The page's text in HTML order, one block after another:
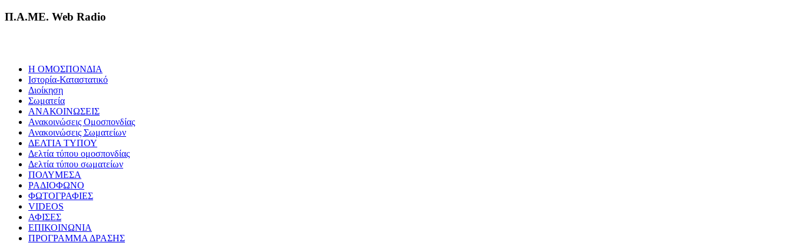
Π.Α.ΜΕ. Web Radio
Η ΟΜΟΣΠΟΝΔΙΑ
Ιστορία-Καταστατικό
Διοίκηση
Σωματεία
ΑΝΑΚΟΙΝΩΣΕΙΣ
Ανακοινώσεις Ομοσπονδίας
Ανακοινώσεις Σωματείων
ΔΕΛΤΙΑ ΤΥΠΟΥ
Δελτία τύπου ομοσπονδίας
Δελτία τύπου σωματείων
ΠΟΛΥΜΕΣΑ
ΡΑΔΙΟΦΩΝΟ
ΦΩΤΟΓΡΑΦΙΕΣ
VIDEOS
ΑΦΙΣΕΣ
ΕΠΙΚΟΙΝΩΝΙΑ
ΠΡΟΓΡΑΜΜΑ ΔΡΑΣΗΣ